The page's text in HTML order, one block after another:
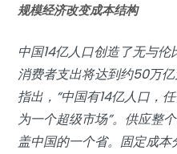
规模经济改变成本结构
中国14亿人口创造了无与
消费者支出将达到约50万
指出，“中国有14亿人口，
为一个超级市场”。供应整
盖中国的一个省。固定成